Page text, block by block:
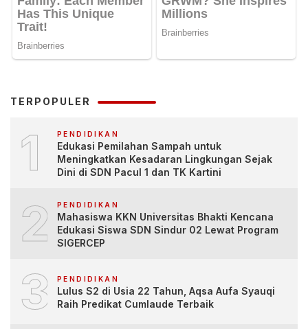
TERPOPULER
1 PENDIDIKAN
Edukasi Pemilahan Sampah untuk
Meningkatkan Kesadaran Lingkungan Sejak
Dini di SDN Pacul 1 dan TK Kartini
2 PENDIDIKAN
Mahasiswa KKN Universitas Bhakti Kencana
Edukasi Siswa SDN Sindur 02 Lewat Program
SIGERCEP
3 PENDIDIKAN
Lulus S2 di Usia 22 Tahun, Aqsa Aufa Syauqi
Raih Predikat Cumlaude Terbaik